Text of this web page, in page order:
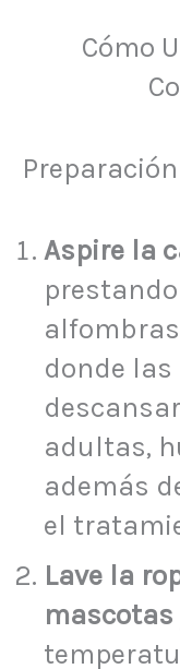
Cómo
Aspire la
donde
adultas,
además
el
Lave la
mascotas